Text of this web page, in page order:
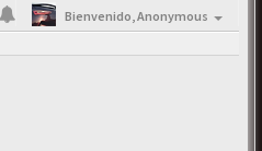
Bienvenido,Anonymous